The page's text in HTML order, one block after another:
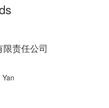
责任公司